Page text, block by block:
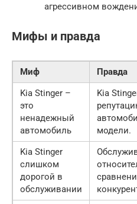
агрессивном
Мифы и правда
Миф
Правда
Kia Stinger –
это
ненадежный
автомобиль
Kia
модели.
Kia Stinger
слишком
дорогой в
обслуживании